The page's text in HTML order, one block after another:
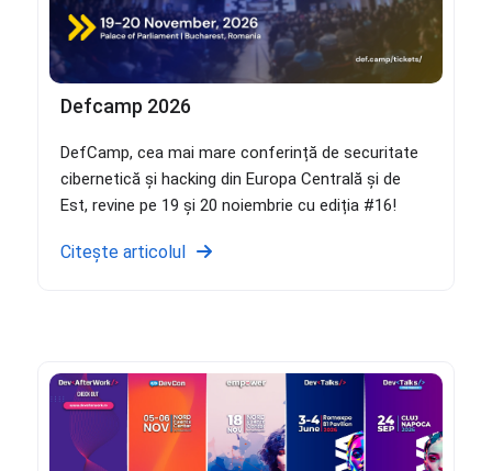
Defcamp 2026
DefCamp, cea mai mare conferință de securitate
cibernetică și hacking din Europa Centrală și de
Est, revine pe 19 și 20 noiembrie cu ediția #16!
Citește articolul